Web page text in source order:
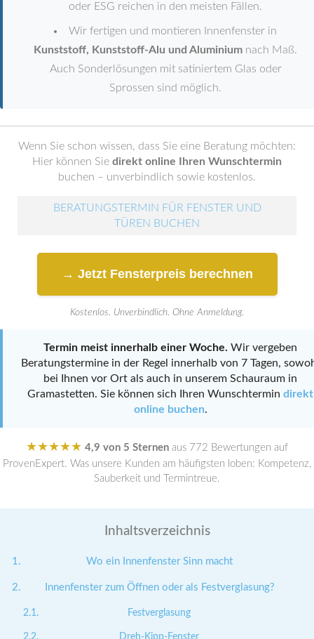
oder ESG reichen in den meisten Fällen.
Wir fertigen und montieren Innenfenster in
Kunststoff, Kunststoff-Alu und Aluminium nach Maß.
Auch Sonderlösungen mit satiniertem Glas oder
Sprossen sind möglich.
Wenn Sie schon wissen, dass Sie eine Beratung möchten:
Hier können Sie direkt online Ihren Wunschtermin
buchen – unverbindlich sowie kostenlos.
BERATUNGSTERMIN FÜR FENSTER UND
TÜREN BUCHEN
→ Jetzt Fensterpreis berechnen
Kostenlos. Unverbindlich. Ohne Anmeldung.
Termin meist innerhalb einer Woche. Wir vergeben
Beratungstermine in der Regel innerhalb von 7 Tagen,
bei Ihnen vor Ort als auch in unserem Schauraum in
Gramastetten. Sie können sich Ihren Wunschtermin direkt
online buchen.
★★★★★ 4,9 von 5 Sternen aus 772 Bewertungen auf
ProvenExpert. Was unsere Kunden am häufigsten loben: Kompetenz,
Sauberkeit und Termintreue.
Inhaltsverzeichnis
Wo ein Innenfenster Sinn macht
Innenfenster zum Öffnen oder als Festverglasung?
Festverglasung
Dreh-Kipp-Fenster